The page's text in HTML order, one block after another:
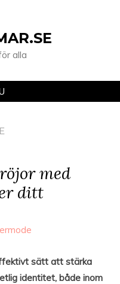
alla
med
ditt
sätt att stärka
identitet, både inom